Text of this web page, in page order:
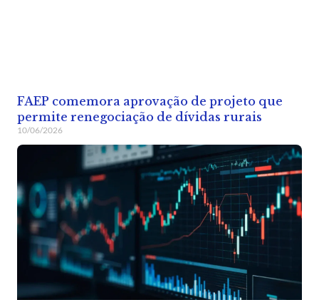
FAEP comemora aprovação de projeto que
permite renegociação de dívidas rurais
10/06/2026